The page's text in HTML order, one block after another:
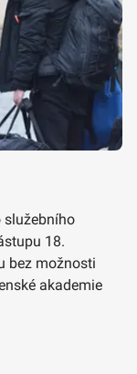
služebního
18.
bez možnosti
akademie